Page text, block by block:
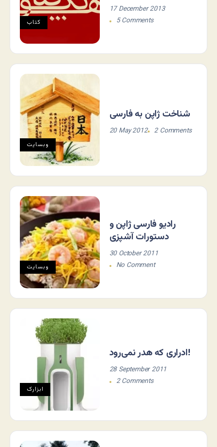
کتاب
17 December 2013
5 Comments
وبسایت
شناخت ژاپن به فارسی
20 May 2012 2 Comments
وبسایت
رادیو فارسی ژاپن و
دستورات آشپزی
30 October 2011
No Comment
ابزارک
ادراری که هدر نمی‌رود!
28 September 2011
2 Comments